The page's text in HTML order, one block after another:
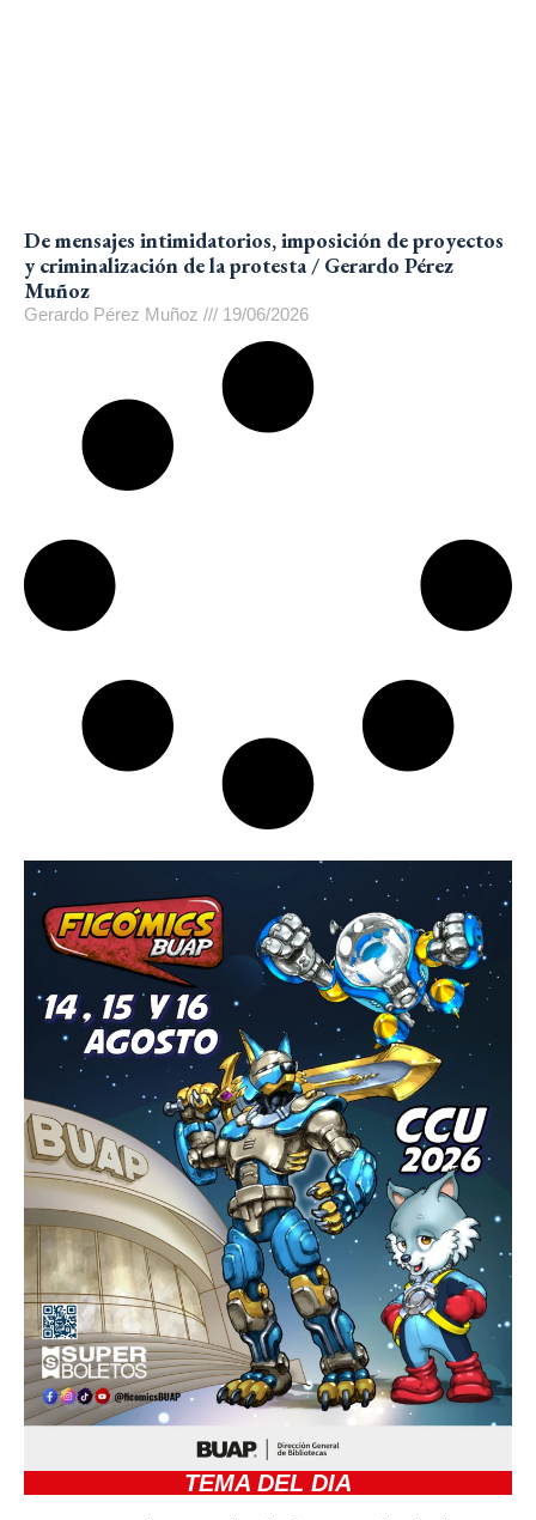
De mensajes intimidatorios, imposición de proyectos
y criminalización de la protesta / Gerardo Pérez
Muñoz
Gerardo Pérez Muñoz 19/06/2026
TEMA DEL DIA